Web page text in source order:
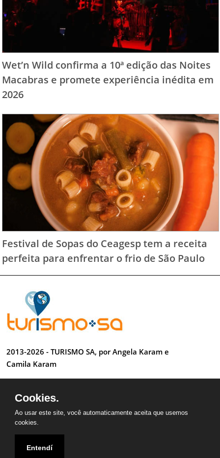
Wet’n Wild confirma a 10ª edição das Noites
Macabras e promete experiência inédita em
2026
Festival de Sopas do Ceagesp tem a receita
perfeita para enfrentar o frio de São Paulo
2013-2026 - TURISMO SA, por Angela Karam e
Camila Karam
Desenvolvido por Anderson Luiz
Cookies.
Ao usar este site, você automaticamente aceita que usemos
cookies.
Entendí